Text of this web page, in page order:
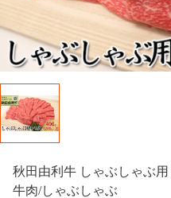
秋田由利牛 しゃぶしゃぶ用
牛肉/しゃぶしゃぶ